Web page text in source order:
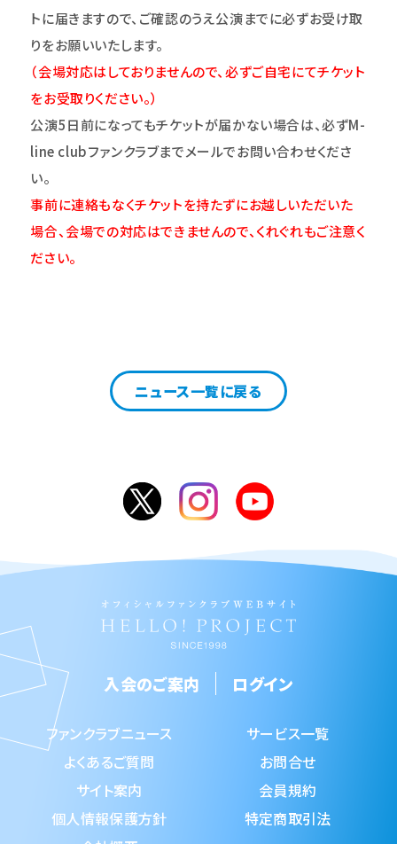
トに届きますので、ご確認のうえ公演までに必ずお受け取
りをお願いいたします。
（会場対応はしておりませんので、必ずご自宅にてチケット
をお受取りください。）
公演5日前になってもチケットが届かない場合は、必ずM-
line clubファンクラブまでメールでお問い合わせくださ
い。
事前に連絡もなくチケットを持たずにお越しいただいた
場合、会場での対応はできませんので、くれぐれもご注意く
ださい。
ニュース一覧に戻る
入会のご案内 ログイン
ファンクラブニュース
サービス一覧
よくあるご質問
お問合せ
サイト案内
会員規約
個人情報保護方針
特定商取引法